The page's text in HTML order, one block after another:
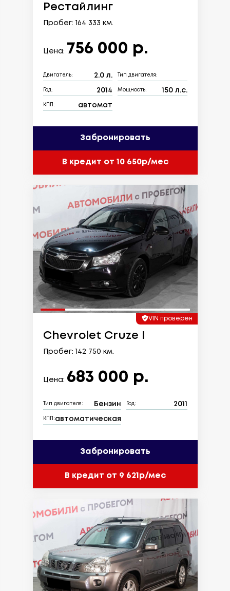
Рестайлинг
Пробег: 164 333 км.
Цена: 756 000 р.
Двигатель: 2.0 л. Тип двигателя:
Год: 2014 Мощность: 150 л.с.
КПП: автомат
Забронировать
В кредит от 10 650р/мес
VIN проверен
Chevrolet Cruze I
Пробег: 142 750 км.
Цена: 683 000 р.
Тип двигателя: Бензин Год: 2011
КПП: автоматическая
Забронировать
В кредит от 9 621р/мес